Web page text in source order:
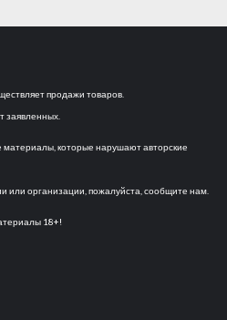
продажи товаров.
заявленных.
которые нарушают авторские
организации, пожалуйста, сообщите нам.
18+!